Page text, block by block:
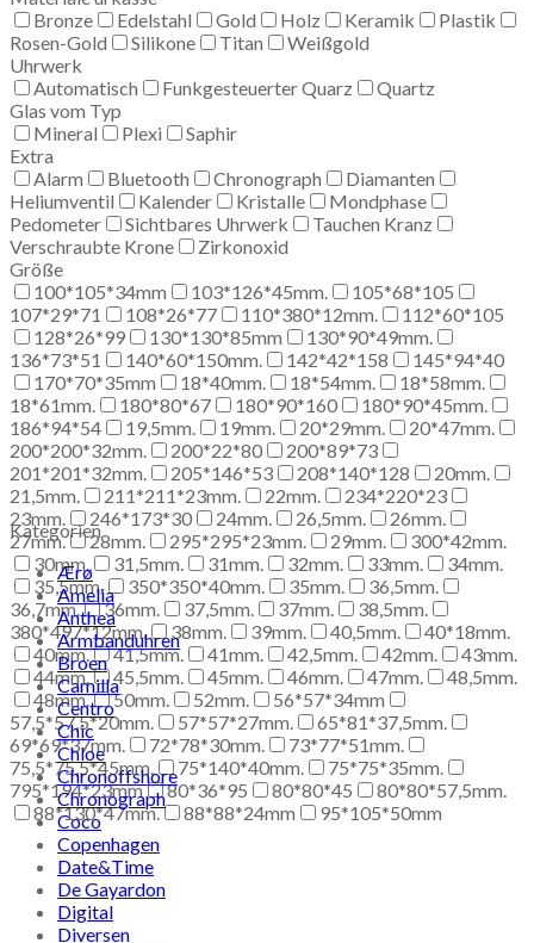
Bronze
Edelstahl Gold Holz Keramik
Plastik
Rosen-Gold
Silikone Titan
Weißgold
Uhrwerk
Automatisch
Funkgesteuerter Quarz
Quartz
Glas vom Typ
Mineral
Plexi
Saphir
Extra
Alarm
Bluetooth Chronograph
Diamanten
Heliumventil
Kalender Kristalle
Mondphase
Pedometer
Sichtbares Uhrwerk
Tauchen Kranz
Verschraubte Krone
Zirkonoxid
Größe
100*105*34mm
103*126*45mm.
105*68*105
107*29*71
108*26*77 110*380*12mm.
112*60*105
128*26*99
130*130*85mm
130*90*49mm.
136*73*51
140*60*150mm. 142*42*158
145*94*40
170*70*35mm
18*40mm. 18*54mm.
18*58mm.
18*61mm.
180*80*67 180*90*160
180*90*45mm.
186*94*54
19,5mm. 19mm. 20*29mm.
20*47mm.
200*200*32mm.
200*22*80
200*89*73
201*201*32mm.
205*146*53 208*140*128
20mm.
21,5mm.
211*211*23mm. 22mm.
234*220*23
23mm.
246*173*30 24mm. 26,5mm.
26mm.
27mm.
28mm. 295*295*23mm. 29mm.
300*42mm.
30mm.
31,5mm. 31mm. 32mm. 33mm.
34mm.
35,5mm.
350*350*40mm. 35mm.
36,5mm.
36,7mm.
36mm. 37,5mm. 37mm.
38,5mm.
380*497*12mm.
38mm. 39mm. 40,5mm.
40*18mm.
40mm.
41,5mm. 41mm. 42,5mm. 42mm.
43mm.
44mm.
45,5mm. 45mm. 46mm. 47mm.
48,5mm.
48mm.
50mm. 52mm.
56*57*34mm
57,5*57,5*20mm.
57*57*27mm.
65*81*37,5mm.
69*69*37mm.
72*78*30mm.
73*77*51mm.
75,5*75,5*45mm.
75*140*40mm.
75*75*35mm.
795*194*23mm
80*36*95 80*80*45
80*80*57,5mm.
88*130*47mm.
88*88*24mm 95*105*50mm
Kategorien
Ærø
Amelia
Anthea
Armbanduhren
Broen
Camilla
Centro
Chic
Chloe
Chronoffshore
Chronograph
Coco
Copenhagen
Date&Time
De Gayardon
Digital
Diversen